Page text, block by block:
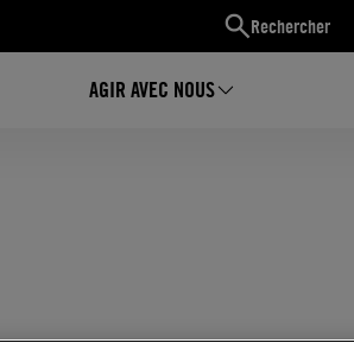
Rechercher
AGIR AVEC NOUS